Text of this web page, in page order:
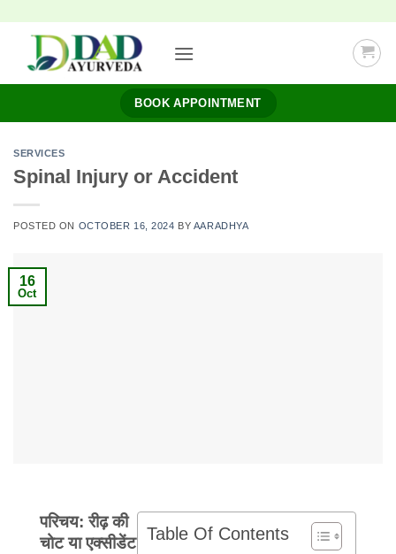
content
BOOK APPOINTMENT
SERVICES
Spinal Injury or Accident
POSTED ON OCTOBER 16, 2024 BY AARADHYA
16
Oct
Table Of Contents
परिचय: रीढ़ की
चोट या एक्सीडेंट